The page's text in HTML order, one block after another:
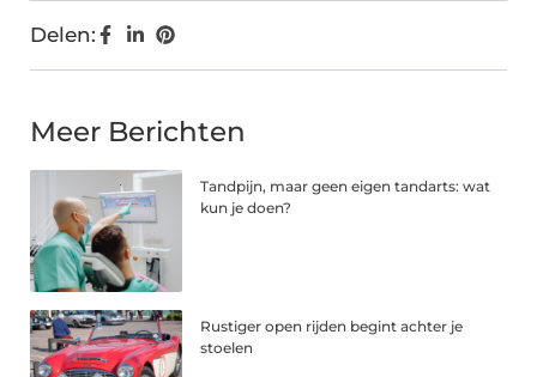
Delen:
Meer Berichten
Tandpijn, maar geen eigen tandarts: wat
kun je doen?
Rustiger open rijden begint achter je
stoelen